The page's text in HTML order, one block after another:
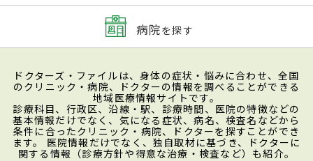
病院を探す
ドクターズ・ファイルは、身体の症状・悩みに合わせ、全国
のクリニック・病院、ドクターの情報を調べることができる
地域医療情報サイトです。
診療科目、行政区、沿線・駅、診療時間、医院の特徴などの
基本情報だけでなく、気になる症状、病名、検査名などから
条件に合ったクリニック・病院、ドクターを探すことができ
ます。 医院情報だけでなく、独自取材に基づき、ドクターに
関する情報（診療方針や得意な治療・検査など）も紹介。